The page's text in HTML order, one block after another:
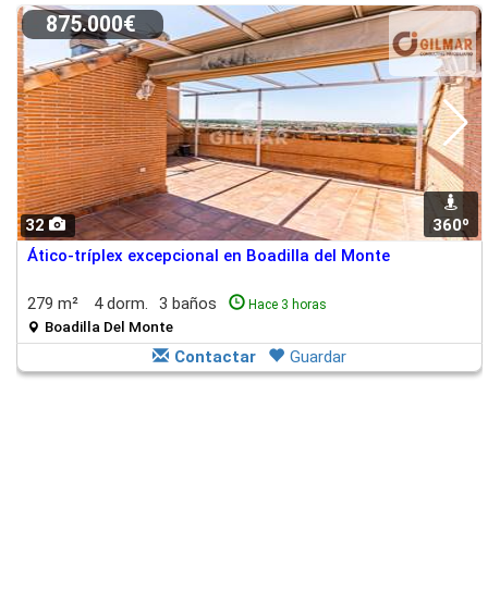
32 360º
875.000€
Ático-tríplex excepcional en Boadilla del Monte
279 m² 4 dorm. 3 baños Hace 3 horas
Boadilla Del Monte
Contactar Guardar